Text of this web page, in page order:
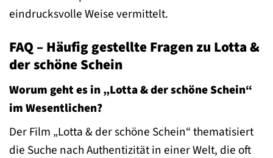
eindrucksvolle Weise vermittelt.
FAQ – Häufig gestellte Fragen zu Lotta &
der schöne Schein
Worum geht es in „Lotta & der schöne Schein“
im Wesentlichen?
Der Film „Lotta & der schöne Schein“ thematisiert
die Suche nach Authentizität in einer Welt, die oft